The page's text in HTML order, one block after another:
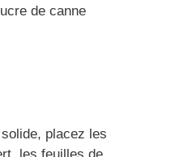
de canne
placez les